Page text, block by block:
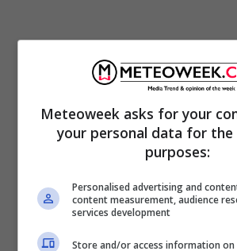
Meteoweek asks for your
your personal data for
purposes:
Personalised advertising and
content measurement, audience
services development
Store and/or access information on